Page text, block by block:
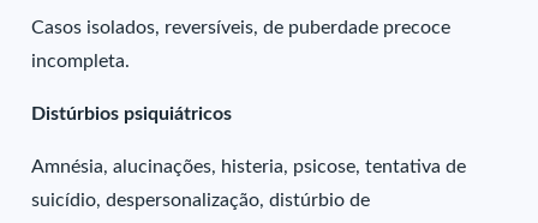
Casos isolados, reversíveis, de puberdade precoce
incompleta.
Distúrbios psiquiátricos
Amnésia, alucinações, histeria, psicose, tentativa de
suicídio, despersonalização, distúrbio de